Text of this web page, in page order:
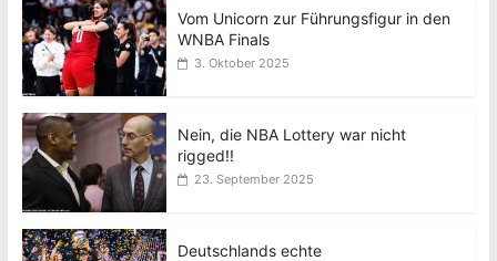
Vom Unicorn zur Führungsfigur in den
WNBA Finals
3. Oktober 2025
Nein, die NBA Lottery war nicht
rigged!!
23. September 2025
Deutschlands echte